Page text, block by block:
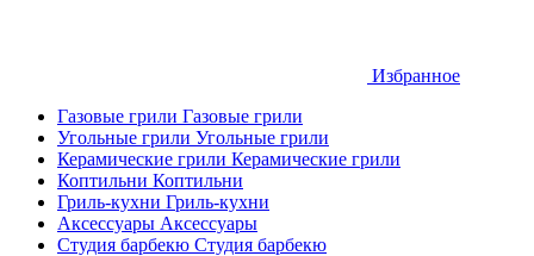
Избранное
Газовые грили Газовые грили
Угольные грили Угольные грили
Керамические грили Керамические грили
Коптильни Коптильни
Гриль-кухни Гриль-кухни
Аксессуары Аксессуары
Студия барбекю Студия барбекю